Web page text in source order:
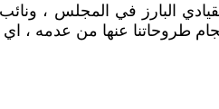
وصف عادل عبد المهدي القيادي
طروحاتنا عنها من عدمه ،